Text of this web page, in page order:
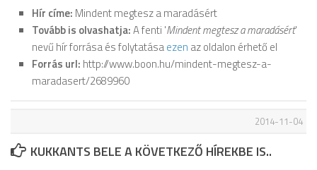
Hír címe: Mindent megtesz a maradásért
Tovább is olvashatja:A fenti 'Mindent megtesz a maradásért'
nevű hír forrása és folytatásaezen az oldalon érhető el
Forrás url: http://www.boon.hu/mindent-megtesz-a-
maradasert/2689960
2014-11-04
KUKKANTS BELE A KÖVETKEZŐ HÍREKBE IS..